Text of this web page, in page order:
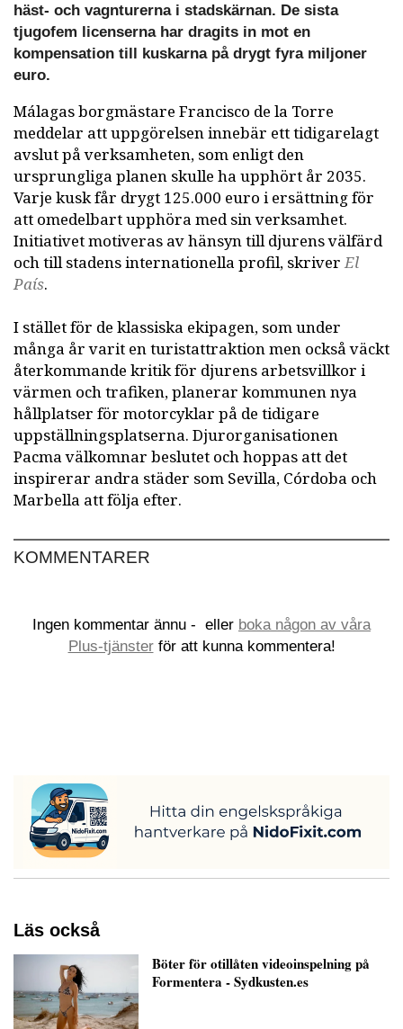
häst- och vagnturerna i stadskärnan. De sista
tjugofem licenserna har dragits in mot en
kompensation till kuskarna på drygt fyra miljoner
euro.
Málagas borgmästare Francisco de la Torre
meddelar att uppgörelsen innebär ett tidigarelagt
avslut på verksamheten, som enligt den
ursprungliga planen skulle ha upphört år 2035.
Varje kusk får drygt 125.000 euro i ersättning för
att omedelbart upphöra med sin verksamhet.
Initiativet motiveras av hänsyn till djurens välfärd
och till stadens internationella profil, skriverEl
País.
I stället för de klassiska ekipagen, som under
många år varit en turistattraktion men också väckt
återkommande kritik för djurens arbetsvillkor i
värmen och trafiken, planerar kommunen nya
hållplatser för motorcyklar på de tidigare
uppställningsplatserna. Djurorganisationen
Pacma välkomnar beslutet och hoppas att det
inspirerar andra städer som Sevilla, Córdoba och
Marbella att följa efter.
KOMMENTARER
Ingen kommentar ännu - eller boka någon av våra
Plus-tjänsterför att kunna kommentera!